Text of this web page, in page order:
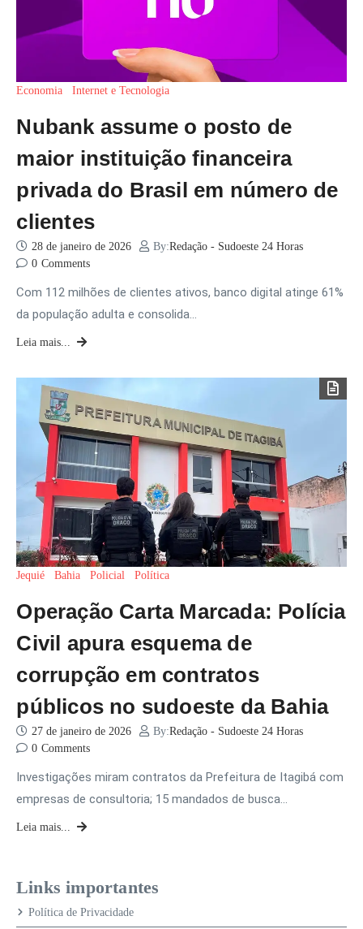
Economia Internet e Tecnologia
Nubank assume o posto de
maior instituição financeira
privada do Brasil em número de
clientes
28 de janeiro de 2026 By:Redação - Sudoeste 24 Horas
0 Comments
Com 112 milhões de clientes ativos, banco digital atinge 61%
da população adulta e consolida…
Leia mais...
Jequié Bahia Policial Política
Operação Carta Marcada: Polícia
Civil apura esquema de
corrupção em contratos
públicos no sudoeste da Bahia
27 de janeiro de 2026 By:Redação - Sudoeste 24 Horas
0 Comments
Investigações miram contratos da Prefeitura de Itagibá com
empresas de consultoria; 15 mandados de busca…
Leia mais...
Links importantes
Política de Privacidade